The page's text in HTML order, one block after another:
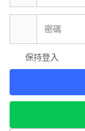
保持登入